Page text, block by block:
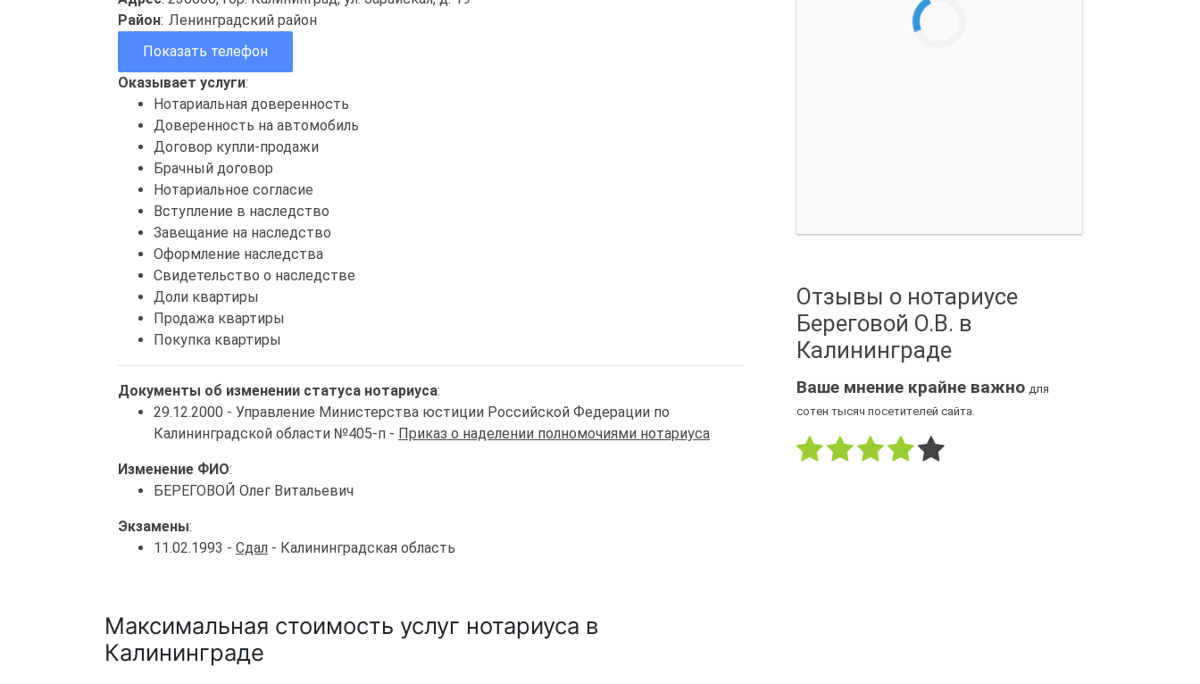
Район: Ленинградский район
Показать телефон
Оказывает услуги:
Нотариальная доверенность
Доверенность на автомобиль
Договор купли-продажи
Брачный договор
Нотариальное согласие
Вступление в наследство
Завещание на наследство
Оформление наследства
Свидетельство о наследстве
Доли квартиры
Продажа квартиры
Покупка квартиры
Документы об изменении статуса нотариуса:
29.12.2000 - Управление Министерства юстиции Российской Федерации по
Калининградской области №405-п - Приказ о наделении полномочиями нотариуса
Изменение ФИО:
БЕРЕГОВОЙ Олег Витальевич
Экзамены:
11.02.1993 - Сдал - Калининградская область
Максимальная стоимость услуг нотариуса в
Калининграде
Отзывы о нотариусе
Береговой О.В. в
Калининграде
Ваше мнение крайне важно для
сотен тысяч посетителей сайта.